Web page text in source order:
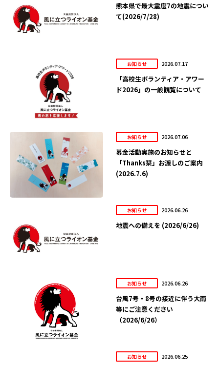
熊本県で最大震度7の地震につい
て(2026/7/28)
お知らせ 2026.07.17
「高校生ボランティア・アワー
ド2026」の一般観覧について
お知らせ 2026.07.06
募金活動実施のお知らせと
「Thanks栞」お渡しのご案内
(2026.7.6)
お知らせ 2026.06.26
地震への備えを (2026/6/26)
お知らせ 2026.06.26
台風7号・8号の接近に伴う大雨
等にご注意ください
（2026/6/26）
お知らせ 2026.06.25